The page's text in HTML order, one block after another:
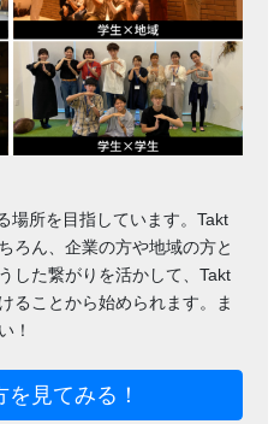
場所を目指しています。Takt
ろん、企業の方や地域の方と
した繋がりを活かして、Takt
ることから始められます。ま
！
見てみる！